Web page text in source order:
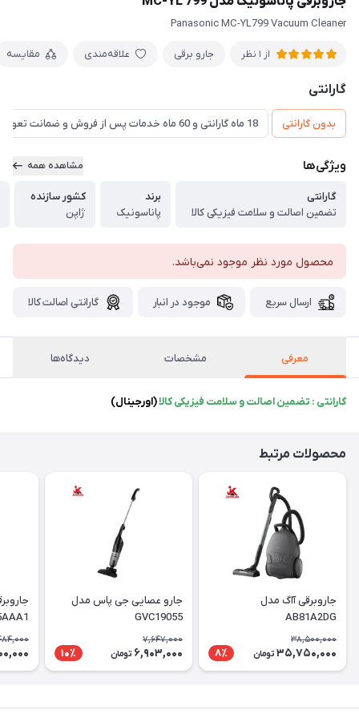
Panasonic MC-YL799 Vacuum Cleaner
از 1 نظر جارو برقی علاقه‌مندی مقایسه
گارانتی
بدون گارانتی 18 ماه گارانتی و 60 ماه خدمات پس از فروش و ضمانت تعویض
ویژگی‌ها مشاهده همه
گارانتی
تضمین اصالت و سلامت فیزیکی کالا
برند
پاناسونیک
کشور سازنده
ژاپن
محصول مورد نظر موجود نمی‌باشد.
ارسال سریع موجود در انبار گارانتی اصالت کالا
معرفی مشخصات دیدگاه‌ها
گارانتی : تضمین اصالت و سلامت فیزیکی کالا(اورجینال)
محصولات مرتبط
جاروبرقی آاگ مدل
AB81A2DG
38,500,000
35,750,000 تومان 8٪
جارو عصایی جی پاس مدل
GVC19055
7,647,000
6,903,000 تومان 10٪